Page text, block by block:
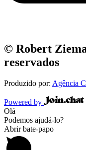
© Robert
reservados
Produzido por: Agência
Powered by
Olá
Podemos ajudá-lo?
Abrir bate-papo